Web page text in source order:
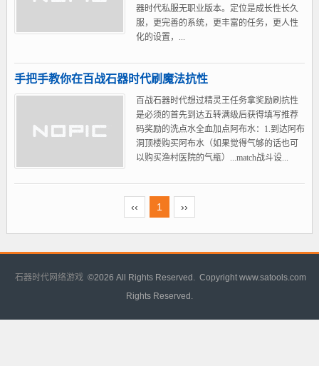
器时代私服无职业版本。定位是成长性长久
服，更完善的系统，更丰富的任务，更人性
化的设置，...
手把手教你在百战石器时代刷魔法抗性
百战石器时代想过精灵王任务拿奖励刷抗性
是必须的首先到达五转满级后获得填写推荐
码奖励的洗点水全血加点阿布水：1.到达阿布
洞顶楼购买阿布水（如果觉得气够的话也可
以购买渔村医院的气瓶）...match战斗设...
‹‹ 1 ››
石器时代网络游戏 ©2026 All Rights Reserved. Copyright www.satools.com
Rights Reserved.